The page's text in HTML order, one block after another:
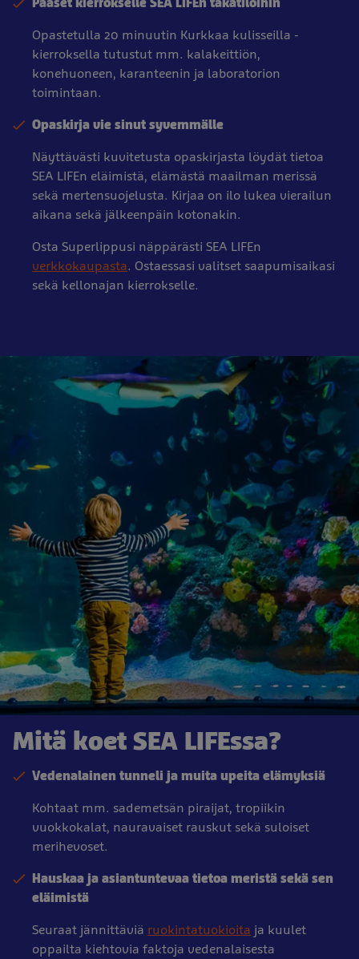
Opastetulla 20 minuutin Kurkkaa kulisseilla -
kierroksella tutustut mm. kalakeittiön,
konehuoneen, karanteenin ja laboratorion
toimintaan.
Opaskirja vie sinut syvemmälle
Näyttävästi kuvitetusta opaskirjasta löydät tietoa
SEA LIFEn eläimistä, elämästä maailman merissä
sekä mertensuojelusta. Kirjaa on ilo lukea vierailun
aikana sekä jälkeenpäin kotonakin.
Osta Superlippusi näppärästi SEA LIFEn
verkkokaupasta. Ostaessasi valitset saapumisaikasi
sekä kellonajan kierrokselle.
Mitä koet SEA LIFEssa?
Vedenalainen tunneli ja muita upeita elämyksiä
Kohtaat mm. sademetsän piraijat, tropiikin
vuokkokalat, nauravaiset rauskut sekä suloiset
merihevoset.
Hauskaa ja asiantuntevaa tietoa meristä sekä sen
eläimistä
Seuraat jännittäviä ruokintatuokioita ja kuulet
oppailta kiehtovia faktoja vedenalaisesta